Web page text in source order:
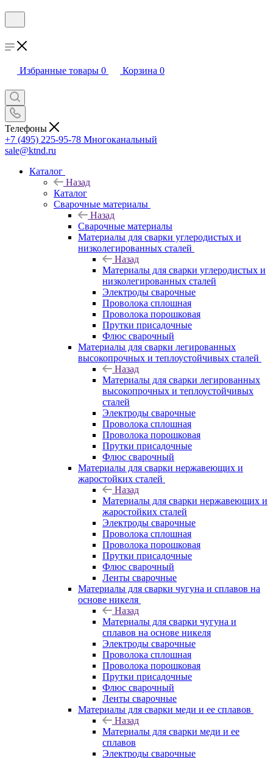
Избранные товары 0 Корзина 0
Телефоны
+7 (495) 225-95-78 Многоканальный
sale@ktnd.ru
Каталог
Назад
Каталог
Сварочные материалы
Назад
Сварочные материалы
Материалы для сварки углеродистых и
низколегированных сталей
Назад
Материалы для сварки углеродистых и
низколегированных сталей
Электроды сварочные
Проволока сплошная
Проволока порошковая
Прутки присадочные
Флюс сварочный
Материалы для сварки легированных
высокопрочных и теплоустойчивых сталей
Назад
Материалы для сварки легированных
высокопрочных и теплоустойчивых
сталей
Электроды сварочные
Проволока сплошная
Проволока порошковая
Прутки присадочные
Флюс сварочный
Материалы для сварки нержавеющих и
жаростойких сталей
Назад
Материалы для сварки нержавеющих и
жаростойких сталей
Электроды сварочные
Проволока сплошная
Проволока порошковая
Прутки присадочные
Флюс сварочный
Ленты сварочные
Материалы для сварки чугуна и сплавов на
основе никеля
Назад
Материалы для сварки чугуна и
сплавов на основе никеля
Электроды сварочные
Проволока сплошная
Проволока порошковая
Прутки присадочные
Флюс сварочный
Ленты сварочные
Материалы для сварки меди и ее сплавов
Назад
Материалы для сварки меди и ее
сплавов
Электроды сварочные